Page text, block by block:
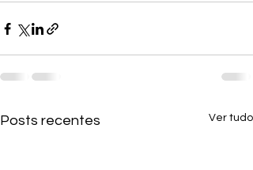
Posts recentes Ver tudo